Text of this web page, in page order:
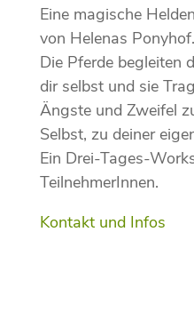
Eine magische
von Helenas Ponyhof.
Die Pferde begleiten
dir selbst und sie
Ängste und Zweifel
Selbst, zu deiner
Ein Drei-Tages-
TeilnehmerInnen.
Kontakt und Infos